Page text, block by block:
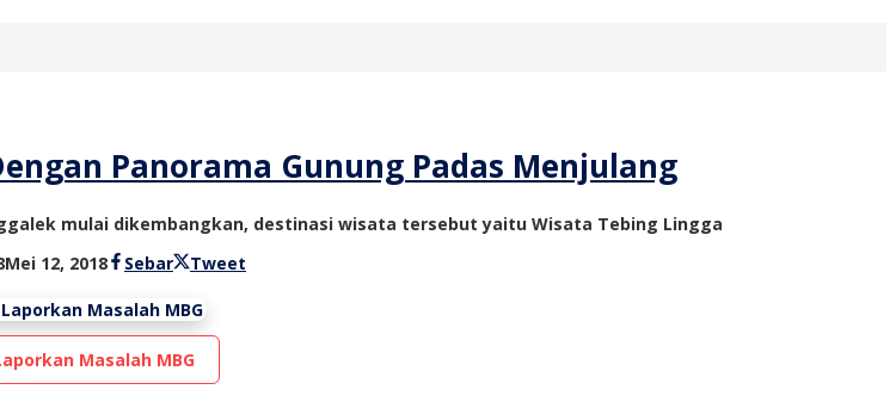
Panorama Gunung Padas Menjulang
mulai dikembangkan, destinasi wisata tersebut yaitu Wisata Tebing Lingga
Mei 12, 2018oleh
tv
Sebar Tweet
Masalah MBG